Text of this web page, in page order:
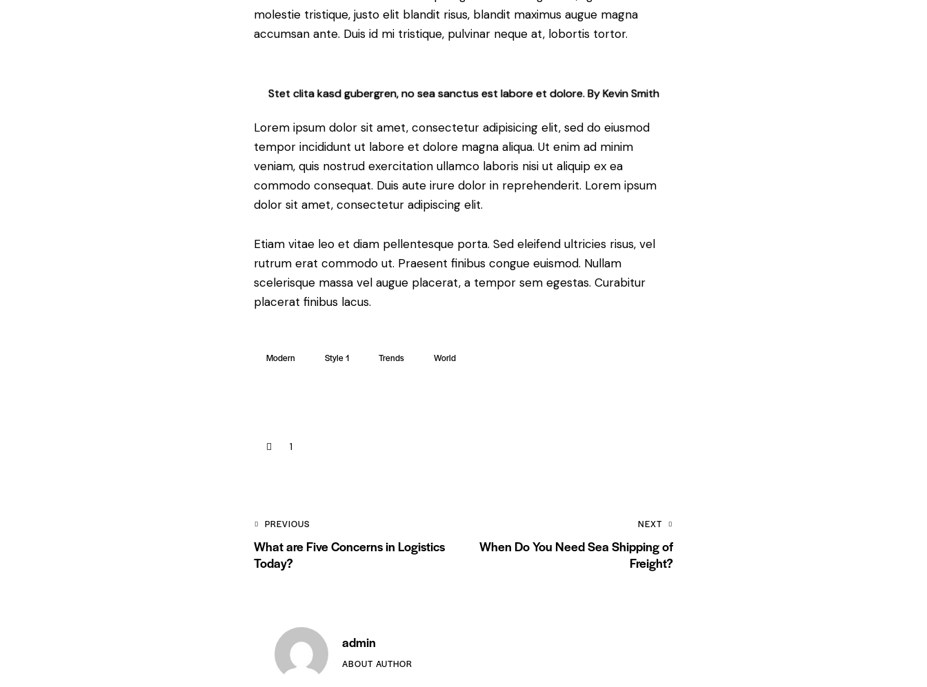
molestie tristique, justo elit blandit risus, blandit maximus augue magna
accumsan ante. Duis id mi tristique, pulvinar neque at, lobortis tortor.
Stet clita kasd gubergren, no sea sanctus est labore et dolore. ByKevin Smith
Lorem ipsum dolor sit amet, consectetur adipisicing elit, sed do eiusmod
tempor incididunt ut labore et dolore magna aliqua. Ut enim ad minim
veniam, quis nostrud exercitation ullamco laboris nisi ut aliquip ex ea
commodo consequat. Duis aute irure dolor in reprehenderit. Lorem ipsum
dolor sit amet, consectetur adipiscing elit.
Etiam vitae leo et diam pellentesque porta. Sed eleifend ultricies risus, vel
rutrum erat commodo ut. Praesent finibus congue euismod. Nullam
scelerisque massa vel augue placerat, a tempor sem egestas. Curabitur
placerat finibus lacus.
Modern Style 1 Trends World
1
PREVIOUS
What are Five Concerns in Logistics
Today?
NEXT
When Do You Need Sea Shipping of
Freight?
admin
ABOUT AUTHOR